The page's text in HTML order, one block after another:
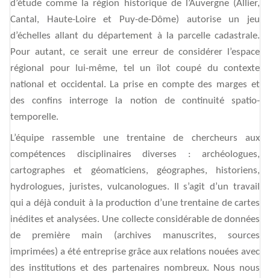
d’étude comme la région historique de l’Auvergne (Allier,
Cantal, Haute-Loire et Puy-de-Dôme) autorise un jeu
d’échelles allant du département à la parcelle cadastrale.
Pour autant, ce serait une erreur de considérer l’espace
régional pour lui-même, tel un îlot coupé du contexte
national et occidental. La prise en compte des marges et
des confins interroge la notion de continuité spatio-
temporelle.
L’équipe rassemble une trentaine de chercheurs aux
compétences disciplinaires diverses : archéologues,
cartographes et géomaticiens, géographes, historiens,
hydrologues, juristes, vulcanologues. Il s’agit d’un travail
qui a déjà conduit à la production d’une trentaine de cartes
inédites et analysées. Une collecte considérable de données
de première main (archives manuscrites, sources
imprimées) a été entreprise grâce aux relations nouées avec
des institutions et des partenaires nombreux. Nous nous